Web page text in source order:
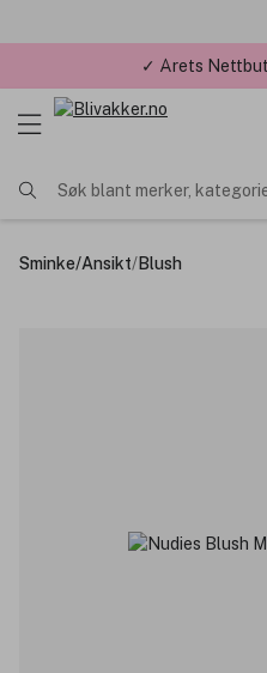
✓ Årets
Søk blant merker,
Sminke/Ansikt/Blush